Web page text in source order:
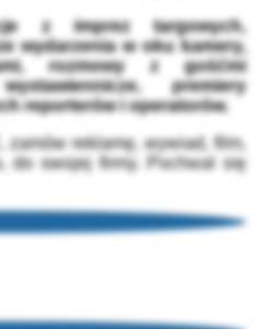
z imprez targowych,
wydarzenia w oku kamery,
rozmowy z gośćmi
premiery
reporterów i operatorów.
zamów reklamę, wywiad, film,
do swojej firmy. Pochwal się